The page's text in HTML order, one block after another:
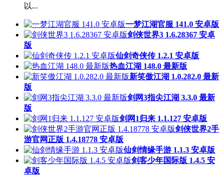
以...
一梦江湖官服 141.0 安卓版
剑侠世界3 1.6.28367 安卓
版
仙剑奇侠传 1.2.1 安卓版
热血江湖 148.0 最新版
新笑傲江湖 1.0.282.0 最新
版
剑网3指尖江湖 3.3.0 最新
版
剑网1归来 1.1.127 安卓版
剑侠世界2手
游官网正版 1.4.18778 安卓版
仙剑情缘手游 1.1.3 安卓版
剑客少年国际版 1.4.5 安
卓版